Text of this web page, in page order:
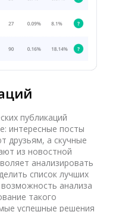
публикаций
интересные посты
друзьям, а скучные
из новостной
анализировать
список лучших
анализа
такого
успешные решения